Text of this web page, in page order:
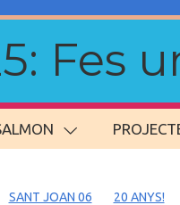
Fes
SANT JOAN 06 20 ANYS!